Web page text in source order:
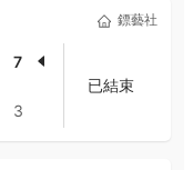
鏢藝社
7
3
已結束